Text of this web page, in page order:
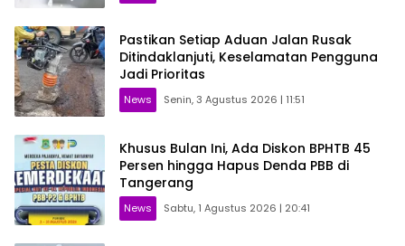
Pastikan Setiap Aduan Jalan Rusak
Ditindaklanjuti, Keselamatan Pengguna
Jadi Prioritas
News Senin, 3 Agustus 2026 | 11:51
Khusus Bulan Ini, Ada Diskon BPHTB 45
Persen hingga Hapus Denda PBB di
Tangerang
News Sabtu, 1 Agustus 2026 | 20:41